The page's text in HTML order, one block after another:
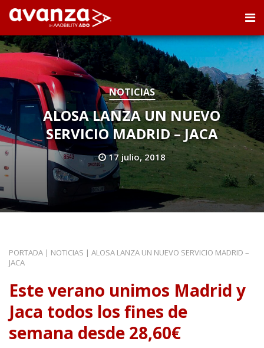
NOTICIAS
ALOSA LANZA UN NUEVO
SERVICIO MADRID – JACA
17 julio, 2018
PORTADA | NOTICIAS | ALOSA LANZA UN NUEVO SERVICIO MADRID –
JACA
Este verano unimos Madrid y
Jaca todos los fines de
semana desde 28,60€